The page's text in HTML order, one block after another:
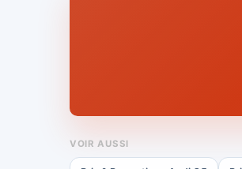
VOIR AUSSI